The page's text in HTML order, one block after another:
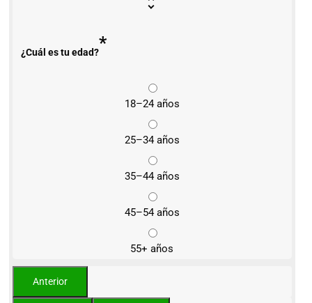
¿Cuál es tu edad?*
18–24 años
25–34 años
35–44 años
45–54 años
55+ años